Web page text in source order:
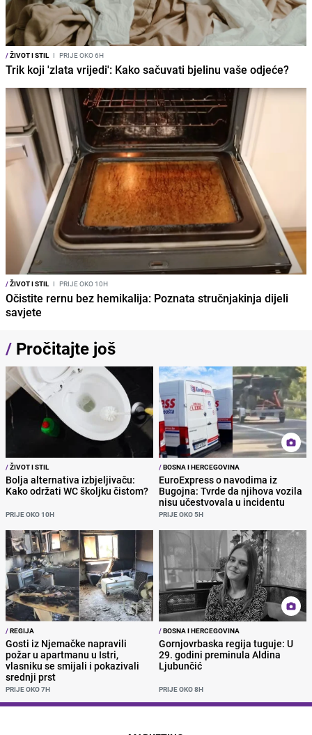
/ŽIVOT I STIL I PRIJE OKO 6H
Trik koji 'zlata vrijedi': Kako sačuvati bjelinu vaše odjeće?
/ŽIVOT I STIL I PRIJE OKO 10H
Očistite rernu bez hemikalija: Poznata stručnjakinja dijeli
savjete
/ Pročitajte još
/ŽIVOT I STIL
Bolja alternativa izbjeljivaču:
Kako održati WC školjku čistom?
PRIJE OKO 10H
/BOSNA I HERCEGOVINA
EuroExpress o navodima iz
Bugojna: Tvrde da njihova vozila
nisu učestvovala u incidentu
PRIJE OKO 5H
/REGIJA
Gosti iz Njemačke napravili
požar u apartmanu u Istri,
vlasniku se smijali i pokazivali
srednji prst
PRIJE OKO 7H
/BOSNA I HERCEGOVINA
Gornjovrbaska regija tuguje: U
29. godini preminula Aldina
Ljubunčić
PRIJE OKO 8H